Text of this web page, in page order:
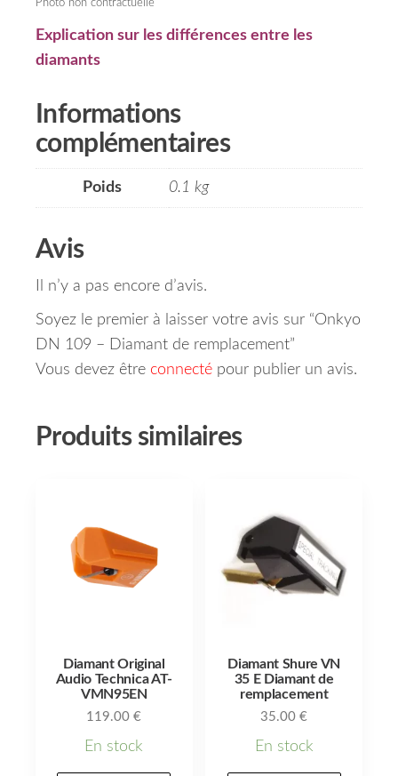
Photo non contractuelle
Explication sur les différences entre les
diamants
Informations
complémentaires
Poids 0.1 kg
Avis
Il n’y a pas encore d’avis.
Soyez le premier à laisser votre avis sur “Onkyo
DN 109 – Diamant de remplacement”
Vous devez être connecté pour publier un avis.
Produits similaires
Diamant Original
Audio Technica AT-
VMN95EN
119.00€
En stock
Diamant Shure VN
35 E Diamant de
remplacement
35.00€
En stock